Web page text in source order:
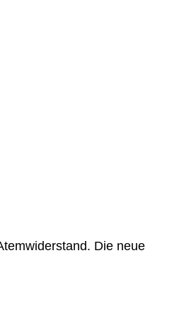
Die neue